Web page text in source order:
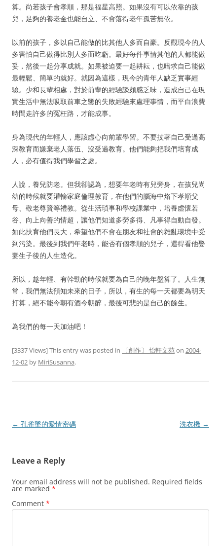
算。尚若孩子會孝順，那是福星高照。如果沒有可以依靠的孩
兒，足夠的養老金也能自立、不會落得老年孤苦無依。
以前的孩子，多以自己能做的比其他人多而自豪。反觀現今的人
多害怕自己做得比別人多而吃虧。最好每件事情其他的人都能做
妥，然後一起分享成就。如果被迫要一起耕耘，也暗求自己能做
最輕鬆、簡單的就好。就因為這樣，現今的青年人缺乏實事經
驗。少和長輩相處，對於前輩的經驗談頗感乏味，造成自己在現
實生活中無法吸取前車之鑒的失敗經驗來處理事情，而平白浪費
時間走許多的冤枉路，才能成事。
身為現代的年輕人，應該虛心向前輩學習。不要扙著自己受過高
深教育而嫌棄老人落伍、沒受過教育。他們能夠把我們培育成
人，必有值得我們學習之處。
人說，養兒防老。但我卻認為，想要年老時有兒旁身，在孩兒尚
幼的時候就要灌輸家庭倫理教育，在他們的腦海中烙下孝順父
母、敬老尊賢等禮教。從生活瑣事和學校課業中，培養虛懷若
谷、向上向善的情超，讓他們知道多勞多得、凡事得自動自發。
如此扶育他們長大，希望他們不會在朋友和社會的雜亂環境中受
到污染。最後到我們年老時，能否有個孝順的兒子，還得看他娶
妻生子後的人生造化。
所以，趁年輕、有幹勁的時候就要為自己的晚年盤算了。人生無
常，我們無法預知未來的日子，所以，有生的每一天都要為明天
打算，絕不能今朝有酒今朝醉，最後可悲的是自己的餘生。
為我們的每一天加油吧！
[3337 Views] This entry was posted in 〔創作〕 怡軒文苑on 2004-
12-02 by MiriSusanna.
Post
← 孔雀墜的愛情密碼 洗衣機 →
Leave a Reply
Your email address will not be published. Required fields
are marked *
Comment *